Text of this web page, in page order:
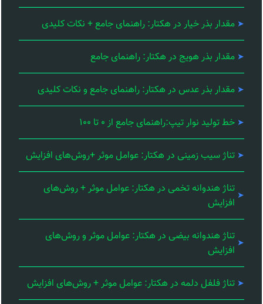
مقدار بذر خیار در هکتار: راهنمای جامع + نکات کلیدی
مقدار بذر هویج در هکتار: راهنمای جامع
مقدار بذر عدس در هکتار: راهنمای جامع و نکات کلیدی
خط تولید نوار تیپ:راهنمای جامع از ۰ تا ۱۰۰
تناژ سیب زمینی در هکتار: عوامل موثر +روش‌های افزایش
تناژ هندوانه تخمی در هکتار: عوامل موثر + روش‌های
افزایش
تناژ هندوانه بیضی در هکتار: عوامل موثر و روش‌های
افزایش
تناژ فلفل دلمه در هکتار: عوامل موثر + روش‌های افزایش